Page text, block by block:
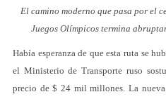
El camino moderno que pasa por el
Juegos Olímpicos termina
Había esperanza de que esta ruta se
el Ministerio de Transporte ruso
precio de $ 24 mil millones. La nueva